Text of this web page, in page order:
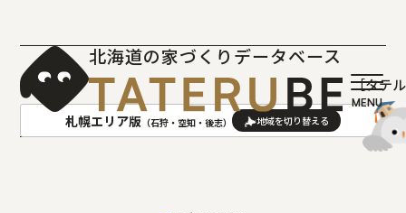
北海道の家づくりデータベース
［タテ
札幌エリア版 （石狩・空知・後志）